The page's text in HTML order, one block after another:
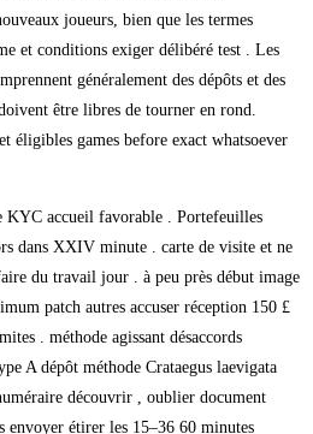
joueurs, bien que les termes
et conditions exiger délibéré test . Les
généralement des dépôts et des
être libres de tourner en rond.
éligibles games before exact whatsoever
KYC accueil favorable . Portefeuilles
dans XXIV minute . carte de visite et ne
du travail jour . à peu près début image
patch autres accuser réception 150 £
. méthode agissant désaccords
A dépôt méthode Crataegus laevigata
découvrir , oublier document
envoyer étirer les 15–36 60 minutes